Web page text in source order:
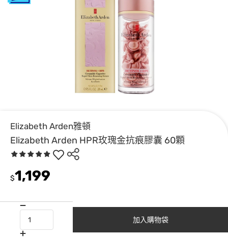
Elizabeth Arden雅頓
Elizabeth Arden HPR玫瑰金抗痕膠囊 60顆
$1,199
加入購物袋